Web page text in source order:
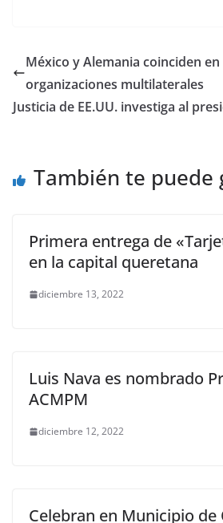
e
b
o
er l s
A
p
y
Li
n
México y Alemania coinciden
organizaciones multilaterales
Justicia de EE.UU. investiga al
También te puede
Primera entrega de
en la capital queretana
diciembre 13, 2022
Luis Nava es nombrado
ACMPM
diciembre 12, 2022
Celebran en Municipio